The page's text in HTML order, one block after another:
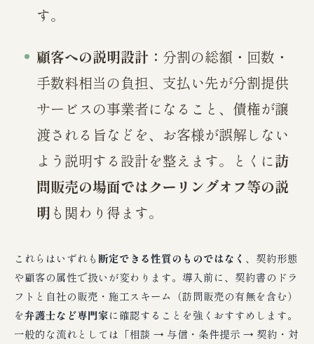
す。
顧客への説明設計： 分割の総額・回数・
手数料相当の負担、支払い先が分割提供
サービスの事業者になること、債権が譲
渡される旨などを、お客様が誤解しない
よう説明する設計を整えます。とくに訪
問販売の場面ではクーリングオフ等の説
明 も関わり得ます。
これらはいずれも 断定できる性質のものではなく 、契約形態
や顧客の属性で扱いが変わります。導入前に、契約書のドラ
フトと自社の販売・施工スキーム（訪問販売の有無を含む）
を弁護士など専門家に確認することを強くおすすめします。
一般的な流れとしては「相談 → 与信・条件提示 → 契約・対